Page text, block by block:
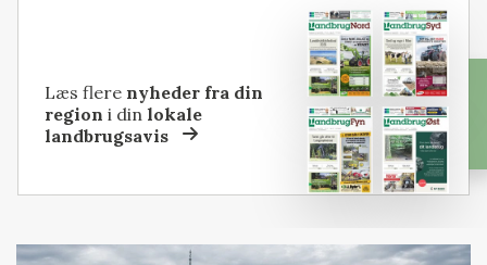
Læs flere nyheder fra din
region i dinlokale
landbrugsavis